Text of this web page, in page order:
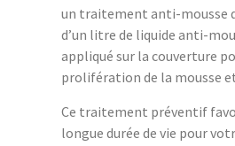
un traitement anti-mousse
d’un litre de liquide anti-
appliqué sur la couverture
prolifération de la mousse
Ce traitement préventif
longue durée de vie pour